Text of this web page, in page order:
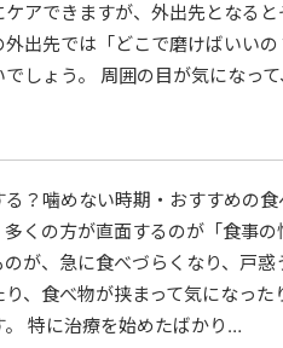
アできますが、外出先となる
出先では「どこで磨けばいい
しょう。 周囲の目が気になっ
？噛めない時期・おすすめの
くの方が直面するのが「食事
のが、急に食べづらくなり、戸
、食べ物が挟まって気になっ
。 特に治療を始めたばかり…